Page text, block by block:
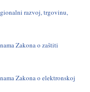
razvoj, trgovinu,
Zakona o zaštiti
Zakona o elektronskoj